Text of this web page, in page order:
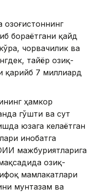
бораётгани қайд
чорвачилик ва
тайёр озиқ-
қарийб 7 миллиард
ҳамкор
гўшти ва сут
юзага келаётган
инобатга
мажбуриятларига
озиқ-
мамлакатлари
мунтазам ва